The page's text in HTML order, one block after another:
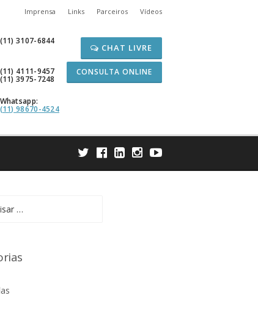
Imprensa Links Parceiros Vídeos
(11) 3107-6844
(11) 4111-9457
(11) 3975-7248
Whatsapp:
(11) 98670-4524
CHAT LIVRE
CONSULTA ONLINE